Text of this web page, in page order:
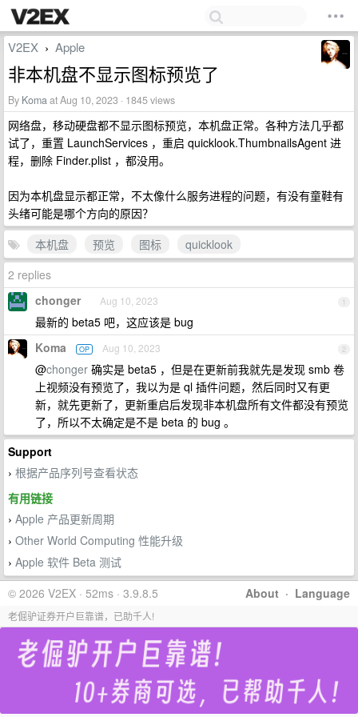
V2EX › Apple
非本机盘不显示图标预览了
By Komaat Aug 10, 2023 · 1845 views
网络盘，移动硬盘都不显示图标预览，本机盘正常。各种方法几乎都
试了，重置 LaunchServices ，重启 quicklook.ThumbnailsAgent 进
程，删除 Finder.plist ，都没用。
因为本机盘显示都正常，不太像什么服务进程的问题，有没有童鞋有
头绪可能是哪个方向的原因？
本机盘
预览 图标
quicklook
2 replies
1
chonger Aug 10, 2023
最新的 beta5 吧，这应该是 bug
2
Koma OP Aug 10, 2023
@chonger 确实是 beta5 ，但是在更新前我就先是发现 smb 卷
上视频没有预览了，我以为是 ql 插件问题，然后同时又有更
新，就先更新了，更新重启后发现非本机盘所有文件都没有预览
了，所以不太确定是不是 beta 的 bug 。
Support
› 根据产品序列号查看状态
有用链接
› Apple 产品更新周期
› Other World Computing 性能升级
› Apple 软件 Beta 测试
About · Language
© 2026 V2EX · 52ms · 3.9.8.5
老倔驴证券开户巨靠谱，已助千人!